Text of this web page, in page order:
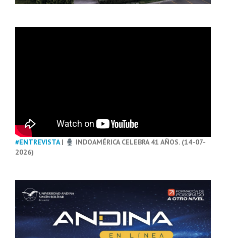
#ENTREVISTA|
INDOAMÉRICA CELEBRA 41 AÑOS. (14-07-
2026)